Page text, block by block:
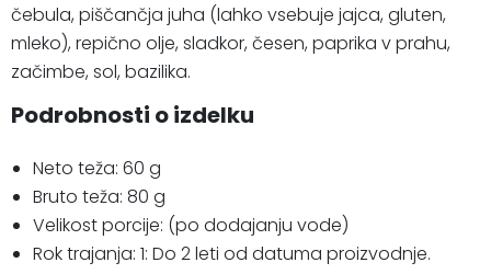
čebula, piščančja juha (lahko vsebuje jajca, gluten,
mleko), repično olje, sladkor, česen, paprika v prahu,
začimbe, sol, bazilika.
Podrobnosti o izdelku
Neto teža: 60 g
Bruto teža: 80 g
Velikost porcije: (po dodajanju vode)
Rok trajanja: 1: Do 2 leti od datuma proizvodnje.